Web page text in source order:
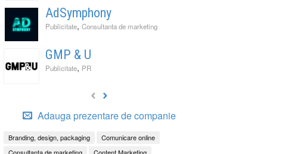
AdSymphony
Publicitate, Consultanta de marketing
GMP & U
Publicitate, PR
Adauga prezentare de companie
Branding, design, packaging
Comunicare online
Consultanta de marketing
Content Marketing